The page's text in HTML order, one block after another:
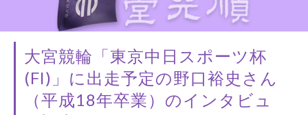
大宮競輪「東京中日スポーツ杯
(FI)」に出走予定の野口裕史さん
（平成18年卒業）のインタビュ